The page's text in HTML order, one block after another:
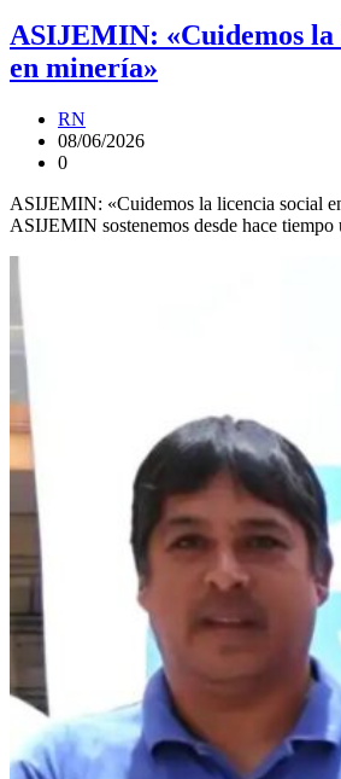
ASIJEMIN: «Cuidemos la
en minería»
RN
08/06/2026
0
ASIJEMIN: «Cuidemos la licencia social
ASIJEMIN sostenemos desde hace